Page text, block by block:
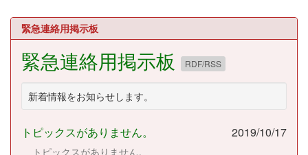
緊急連絡用掲示板
緊急連絡用掲示板 RDF/RSS
新着情報をお知らせします。
トピックスがありません。 2019/10/17
トピックスがありません。